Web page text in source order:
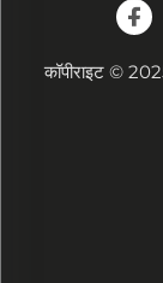
कॉपीराइट ©